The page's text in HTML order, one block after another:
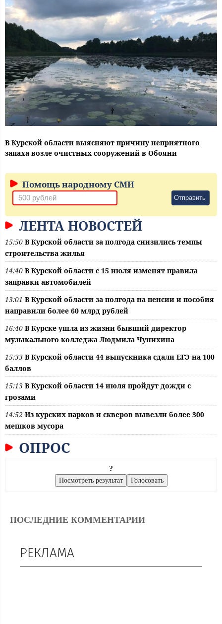
В Курской области выясняют причину неприятного
запаха возле очистных сооружений в Обояни
Помощь народному СМИ
Отправить
ЛЕНТА НОВОСТЕЙ
15:50 В Курской области за полгода снизились темпы
строительства жилья
14:40 В Курской области с 15 июля изменят правила
заправки автомобилей
13:01 В Курской области за полгода на пенсии и пособия
направили более 60 млрд рублей
16:40 В Курске ушла из жизни бывший директор
музыкального колледжа Людмила Чунихина
15:33 В Курской области 44 выпускника сдали ЕГЭ на 100
баллов
15:13 В Курской области 14 июля пройдут дожди с
грозами
14:52 Из курских парков и скверов вывезли более 300
мешков мусора
ОПРОС
?
ПОСЛЕДНИЕ КОММЕНТАРИИ
РЕКЛАМА